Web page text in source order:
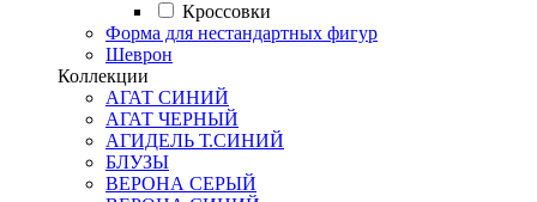
Кроссовки
Форма для нестандартных фигур
Шеврон
Коллекции
АГАТ СИНИЙ
АГАТ ЧЕРНЫЙ
АГИДЕЛЬ Т.СИНИЙ
БЛУЗЫ
ВЕРОНА СЕРЫЙ